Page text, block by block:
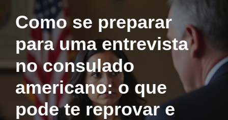
Como se preparar
para uma entrevista
no consulado
americano: o que
pode te reprovar e